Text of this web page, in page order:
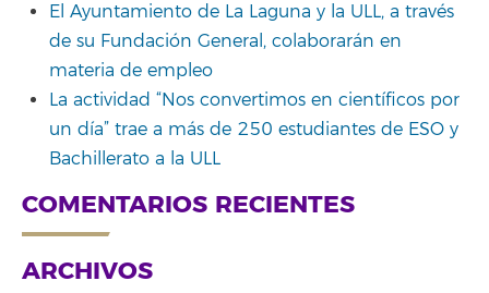
El Ayuntamiento de La Laguna y la ULL, a través
de su Fundación General, colaborarán en
materia de empleo
La actividad “Nos convertimos en científicos por
un día” trae a más de 250 estudiantes de ESO y
Bachillerato a la ULL
COMENTARIOS RECIENTES
ARCHIVOS